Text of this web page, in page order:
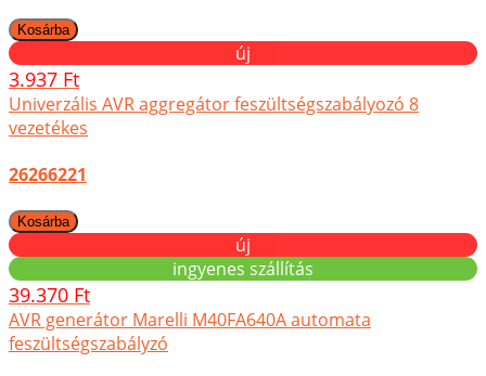
új
3.937 Ft
Univerzális AVR aggregátor feszültségszabályozó 8
vezetékes
26266221
új
ingyenes szállítás
39.370 Ft
AVR generátor Marelli M40FA640A automata
feszültségszabályzó